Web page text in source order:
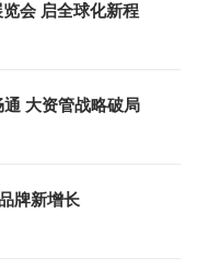
会 启全球化新程
大资管战略破局
牌新增长